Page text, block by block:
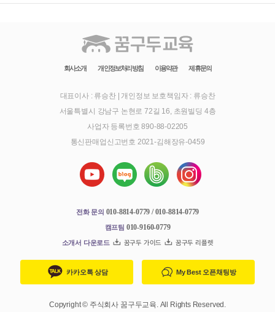
회사소개 개인정보처리방침 이용약관 제휴문의
대표이사 : 류승찬| 개인정보 보호책임자 : 류승찬
서울특별시 강남구 논현로 72길 16, 초원빌딩 4층
사업자 등록번호 890-88-02205
통신판매업신고번호 2021-김해장유-0459
전화 문의 010-8814-0779 / 010-8814-0779
캠프팀 010-9160-0779
소개서 다운로드 꿈구두 가이드 꿈구두 리플렛
카카오톡 상담 My Best 오픈채팅방
Copyright © 주식회사 꿈구두교육. All Rights Reserved.